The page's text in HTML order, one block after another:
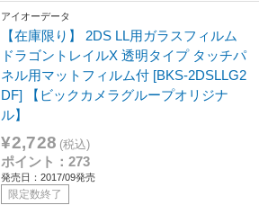
アイオーデータ
【在庫限り】 2DS LL用ガラスフィルム
ドラゴントレイルX 透明タイプ タッチパ
ネル用マットフィルム付 [BKS-2DSLLG2
DF] 【ビックカメラグループオリジナ
ル】
¥2,728 (税込)
ポイント：273
発売日：2017/09発売
限定数終了